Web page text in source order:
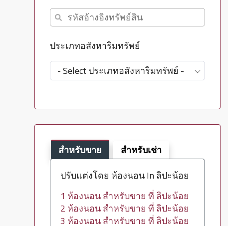
ประเภทอสังหาริมทรัพย์
- Select ประเภทอสังหาริมทรัพย์ -
สำหรับขาย
สำหรับเช่า
ปรับแต่งโดย ห้องนอน In ลิปะน้อย
1 ห้องนอน สำหรับขาย ที่ ลิปะน้อย
2 ห้องนอน สำหรับขาย ที่ ลิปะน้อย
3 ห้องนอน สำหรับขาย ที่ ลิปะน้อย